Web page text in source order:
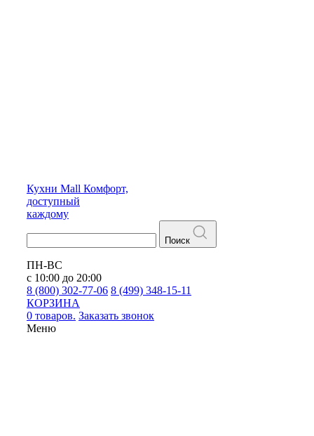
Кухни Mall Комфорт,
доступный
каждому
Поиск
ПН-ВС
с 10:00 до 20:00
8 (800) 302-77-06 8 (499) 348-15-11
КОРЗИНА
0 товаров. Заказать звонок
Меню